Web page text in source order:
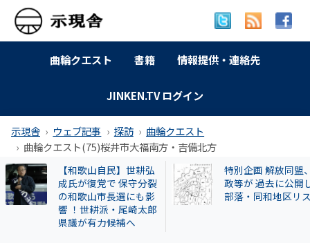
曲輪クエスト 書籍 情報提供・連絡先
JINKEN.TV ログイン
示現舎 ウェブ記事 探訪
曲輪クエスト
曲輪クエスト(75)桜井市大福南方・吉備北方
特別企画 解放同盟、行
政等が 過去に公開した
部落・同和地区リスト
【告発スクープ】
興毅氏も被害者?
い牛肉投資に関与